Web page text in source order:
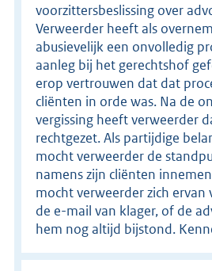
voorzittersbeslissing over
Verweerder heeft als
abusievelijk een onvolledig
aanleg bij het gerechtshof
erop vertrouwen dat dat
cliënten in orde was. Na de
vergissing heeft verweerder
rechtgezet. Als partijdige
mocht verweerder de
namens zijn cliënten
mocht verweerder zich ervan
de e-mail van klager, of de
hem nog altijd bijstond.